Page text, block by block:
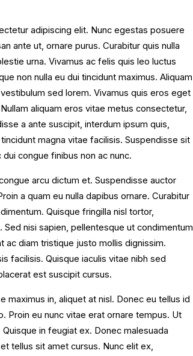
adipiscing elit. Nunc egestas posuere
ante ut, ornare purus. Curabitur quis nulla
urna. Vivamus ac felis quis leo luctus
non nulla eu dui tincidunt maximus. Aliquam
sed lorem. Vivamus quis eros eget
aliquam eros vitae metus consectetur,
a ante suscipit, interdum ipsum quis,
magna vitae facilisis. Suspendisse sit
congue finibus non ac nunc.
arcu dictum et. Suspendisse auctor
a quam eu nulla dapibus ornare. Curabitur
Quisque fringilla nisl tortor,
Sed nisi sapien, pellentesque ut condimentum
ac diam tristique justo mollis dignissim.
facilisis. Quisque iaculis vitae nibh sed
est suscipit cursus.
maximus in, aliquet at nisl. Donec eu tellus id
Proin eu nunc vitae erat ornare tempus. Ut
in feugiat ex. Donec malesuada
tellus sit amet cursus. Nunc elit ex,